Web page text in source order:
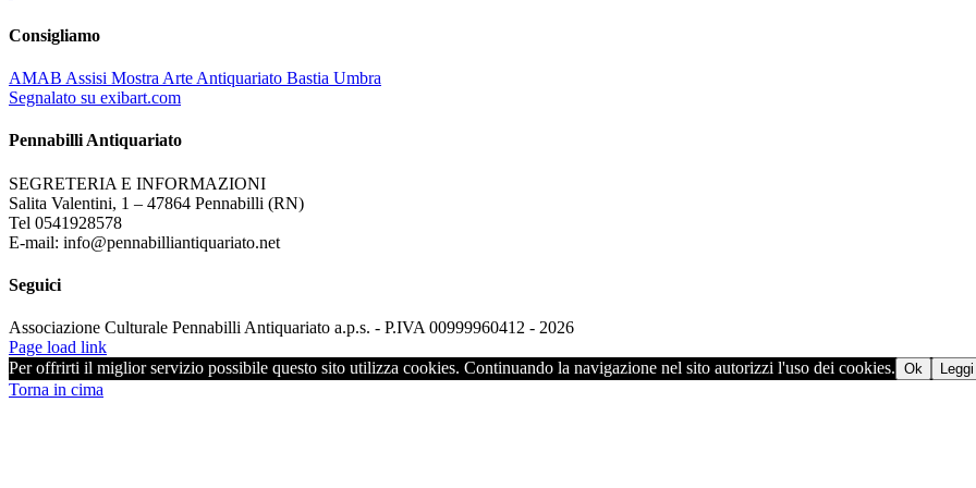
Consigliamo
AMAB Assisi Mostra Arte Antiquariato Bastia Umbra
Segnalato su exibart.com
Pennabilli Antiquariato
SEGRETERIA E INFORMAZIONI
Salita Valentini, 1 – 47864 Pennabilli (RN)
Tel 0541928578
E-mail: info@pennabilliantiquariato.net
Seguici
Associazione Culturale Pennabilli Antiquariato a.p.s. - P.IVA 00999960412 - 2026
Page load link
Per offrirti il miglior servizio possibile questo sito utilizza cookies. Continuando la navigazione nel sito autorizzi l'uso dei cookies. Ok
Torna in cima